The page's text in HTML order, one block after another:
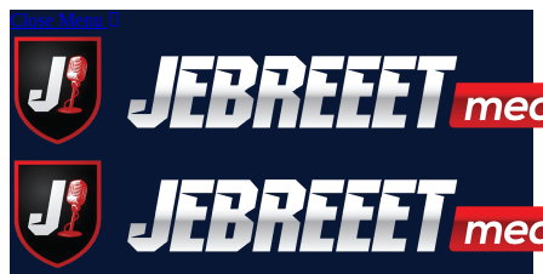
Close Menu